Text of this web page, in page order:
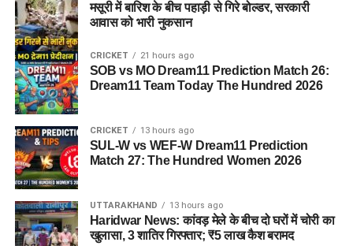
मसूरी में बारिश के बीच पहाड़ी से गिरे बोल्डर, सरकारी
आवास को भारी नुकसान
CRICKET 21 hours ago
SOB vs MO Dream11 Prediction Match 26:
Dream11 Team Today The Hundred 2026
CRICKET 13 hours ago
SUL-W vs WEF-W Dream11 Prediction
Match 27: The Hundred Women 2026
UTTARAKHAND 13 hours ago
Haridwar News: कांवड़ मेले के बीच दो घरों में चोरी का
खुलासा, 3 शातिर गिरफ्तार; ₹5 लाख कैश बरामद